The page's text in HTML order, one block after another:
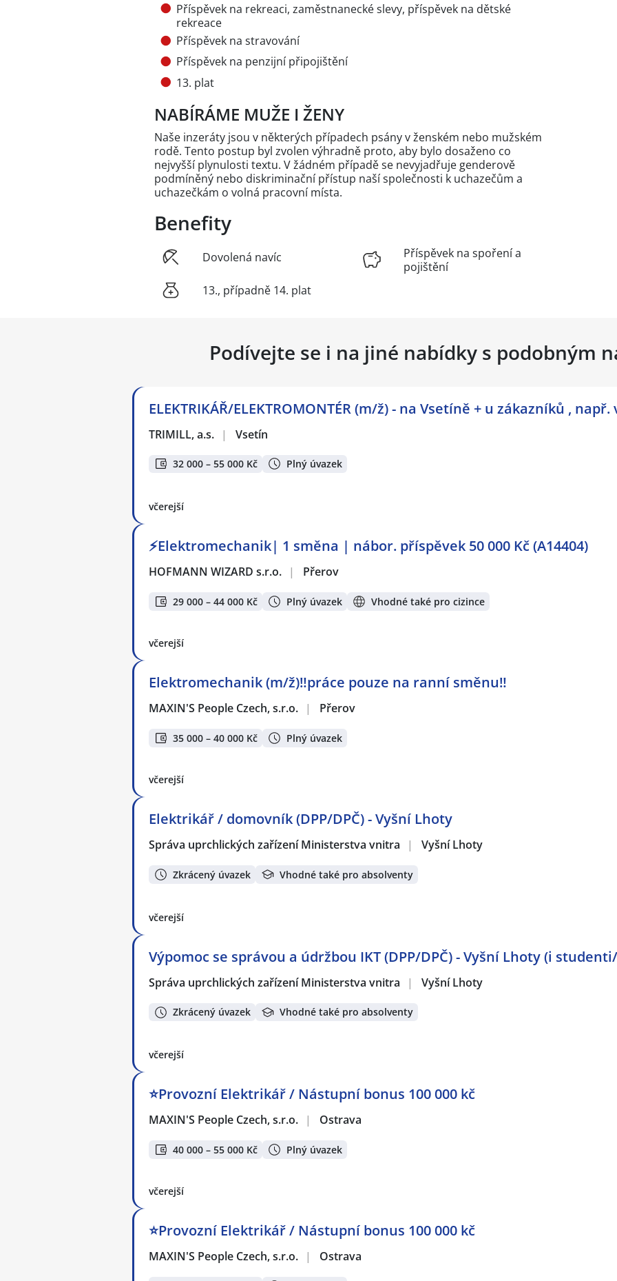
Příspěvek na rekreaci, zaměstnanecké slevy, příspěvek na dětské
rekreace
Příspěvek na stravování
Příspěvek na penzijní připojištění
13. plat
NABÍRÁME MUŽE I ŽENY
Naše inzeráty jsou v některých případech psány v ženském nebo mužském
rodě. Tento postup byl zvolen výhradně proto, aby bylo dosaženo co
nejvyšší plynulosti textu. V žádném případě se nevyjadřuje genderově
podmíněný nebo diskriminační přístup naší společnosti k uchazečům a
uchazečkám o volná pracovní místa.
Benefity
Dovolená navíc
13., případně 14. plat
Příspěvek na spoření a
pojištění
Podívejte se i na jiné nabídky s podobným
ELEKTRIKÁŘ/ELEKTROMONTÉR (m/ž) - na Vsetíně + u zákazníků , např.
TRIMILL, a.s. | Vsetín
32 000 – 55 000 Kč Plný úvazek
včerejší
⚡Elektromechanik| 1 směna | nábor. příspěvek 50 000 Kč (A14404)
HOFMANN WIZARD s.r.o. | Přerov
29 000 – 44 000 Kč Plný úvazek Vhodné také pro cizince
včerejší
Elektromechanik (m/ž)‼️práce pouze na ranní směnu‼️
MAXIN'S People Czech, s.r.o. | Přerov
35 000 – 40 000 Kč Plný úvazek
včerejší
Elektrikář / domovník (DPP/DPČ) - Vyšní Lhoty
Správa uprchlických zařízení Ministerstva vnitra | Vyšní Lhoty
Zkrácený úvazek Vhodné také pro absolventy
včerejší
Výpomoc se správou a údržbou IKT (DPP/DPČ) - Vyšní Lhoty (i
Správa uprchlických zařízení Ministerstva vnitra | Vyšní Lhoty
Zkrácený úvazek Vhodné také pro absolventy
včerejší
⭐Provozní Elektrikář / Nástupní bonus 100 000 kč
MAXIN'S People Czech, s.r.o. | Ostrava
40 000 – 55 000 Kč Plný úvazek
včerejší
⭐Provozní Elektrikář / Nástupní bonus 100 000 kč
MAXIN'S People Czech, s.r.o. | Ostrava